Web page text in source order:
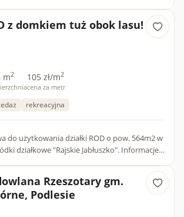
z domkiem tuż obok lasu!
m2 105 zł/m2
cena za metr
rekreacyjna
do użytkowania działki ROD o pow. 564m2 w
"Rajskie Jabłuszko". Informacje o
Rzeszotary gm.
Podlesie